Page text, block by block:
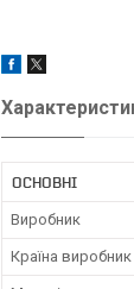
ОСНОВНІ
Виробник
Країна виробник